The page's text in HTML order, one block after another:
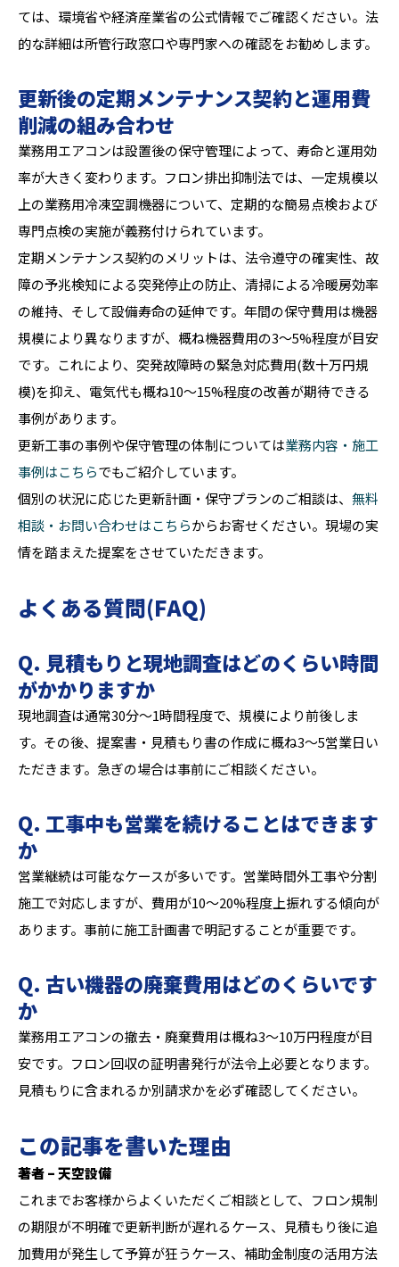
ては、環境省や経済産業省の公式情報でご確認ください。法
的な詳細は所管行政窓口や専門家への確認をお勧めします。
更新後の定期メンテナンス契約と運用費
削減の組み合わせ
業務用エアコンは設置後の保守管理によって、寿命と運用効
率が大きく変わります。フロン排出抑制法では、一定規模以
上の業務用冷凍空調機器について、定期的な簡易点検および
専門点検の実施が義務付けられています。
定期メンテナンス契約のメリットは、法令遵守の確実性、故
障の予兆検知による突発停止の防止、清掃による冷暖房効率
の維持、そして設備寿命の延伸です。年間の保守費用は機器
規模により異なりますが、概ね機器費用の3〜5%程度が目安
です。これにより、突発故障時の緊急対応費用(数十万円規
模)を抑え、電気代も概ね10〜15%程度の改善が期待できる
事例があります。
更新工事の事例や保守管理の体制については業務内容・施工
事例はこちらでもご紹介しています。
個別の状況に応じた更新計画・保守プランのご相談は、 無料
相談・お問い合わせはこちらからお寄せください。現場の実
情を踏まえた提案をさせていただきます。
よくある質問(FAQ)
Q. 見積もりと現地調査はどのくらい時間
がかかりますか
現地調査は通常30分〜1時間程度で、規模により前後しま
す。その後、提案書・見積もり書の作成に概ね3〜5営業日い
ただきます。急ぎの場合は事前にご相談ください。
Q. 工事中も営業を続けることはできます
か
営業継続は可能なケースが多いです。営業時間外工事や分割
施工で対応しますが、費用が10〜20%程度上振れする傾向が
あります。事前に施工計画書で明記することが重要です。
Q. 古い機器の廃棄費用はどのくらいです
か
業務用エアコンの撤去・廃棄費用は概ね3〜10万円程度が目
安です。フロン回収の証明書発行が法令上必要となります。
見積もりに含まれるか別請求かを必ず確認してください。
この記事を書いた理由
著者 – 天空設備
これまでお客様からよくいただくご相談として、フロン規制
の期限が不明確で更新判断が遅れるケース、見積もり後に追
加費用が発生して予算が狂うケース、補助金制度の活用方法